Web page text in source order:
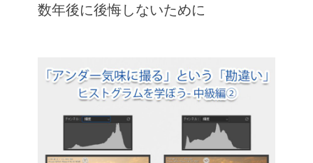
数年後に後悔しないために